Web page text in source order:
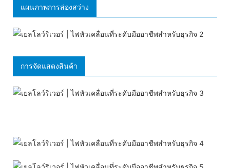
แผนภาพการส่องสว่าง
การจัดแสดงสินค้า